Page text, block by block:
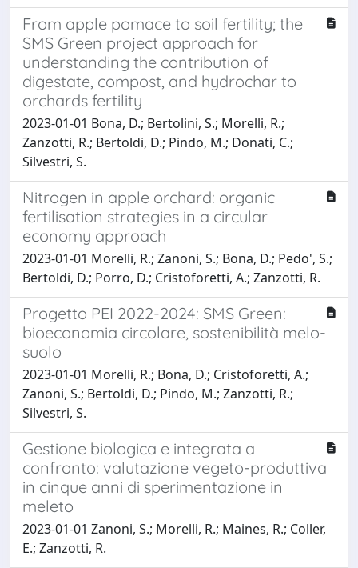
From apple pomace to soil fertility; the
SMS Green project approach for
understanding the contribution of
digestate, compost, and hydrochar to
orchards fertility
2023-01-01 Bona, D.; Bertolini, S.; Morelli, R.;
Zanzotti, R.; Bertoldi, D.; Pindo, M.; Donati, C.;
Silvestri, S.
Nitrogen in apple orchard: organic
fertilisation strategies in a circular
economy approach
2023-01-01 Morelli, R.; Zanoni, S.; Bona, D.; Pedo', S.;
Bertoldi, D.; Porro, D.; Cristoforetti, A.; Zanzotti, R.
Progetto PEI 2022-2024: SMS Green:
bioeconomia circolare, sostenibilità melo-
suolo
2023-01-01 Morelli, R.; Bona, D.; Cristoforetti, A.;
Zanoni, S.; Bertoldi, D.; Pindo, M.; Zanzotti, R.;
Silvestri, S.
Gestione biologica e integrata a
confronto: valutazione vegeto-produttiva
in cinque anni di sperimentazione in
meleto
2023-01-01 Zanoni, S.; Morelli, R.; Maines, R.; Coller,
E.; Zanzotti, R.